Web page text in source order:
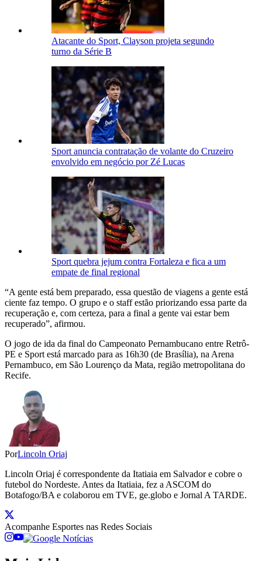
Atacante do Sport, Clayson projeta segundo
turno da Série B
Sport anuncia contratação de volante do Cruzeiro
envolvido em negócio por Zé Lucas
Sport quebra jejum contra Fortaleza e fica a um
empate de final regional
“A gente está bem preparado, essa questão de viagens a gente está
ciente faz tempo. O grupo e o staff estão priorizando essa parte da
recuperação e, com certeza, para a final a gente vai estar bem
recuperado”, afirmou.
O jogo de ida da final do Campeonato Pernambucano entre Retrô-
PE e Sport está marcado para as 16h30 (de Brasília), na Arena
Pernambuco, em São Lourenço da Mata, região metropolitana do
Recife.
PorLincoln Oriaj
Lincoln Oriaj é correspondente da Itatiaia em Salvador e cobre o
futebol do Nordeste. Antes da Itatiaia, fez a ASCOM do
Botafogo/BA e colaborou em TVE, ge.globo e Jornal A TARDE.
Acompanhe Esportes nas Redes Sociais